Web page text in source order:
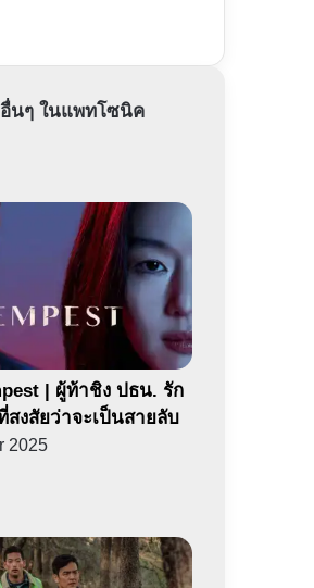
นๆ ในแพทโซนิค
| ผู้ท้าชิง ปธน. รัก
งสัยว่าจะเป็นสายลับ
2025